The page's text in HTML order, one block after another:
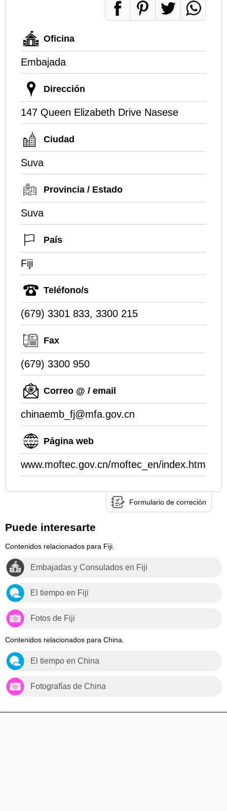
Oficina
Embajada
Dirección
147 Queen Elizabeth Drive Nasese
Ciudad
Suva
Provincia / Estado
Suva
País
Fiji
Teléfono/s
(679) 3301 833, 3300 215
Fax
(679) 3300 950
Correo @ / email
chinaemb_fj@mfa.gov.cn
Página web
www.moftec.gov.cn/moftec_en/index.html
Formulario de correción
Puede interesarte
Contenidos relacionados para Fiji.
Embajadas y Consulados en Fiji
El tiempo en Fiji
Fotos de Fiji
Contenidos relacionados para China.
El tiempo en China
Fotografías de China